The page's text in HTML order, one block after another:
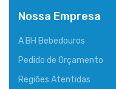
Nossa Empresa
A BH Bebedouros
Pedido de Orçamento
Regiões Atentidas